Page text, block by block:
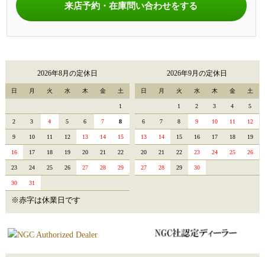
来店予約・在庫問い合わせをする
2026年8月の定休日
日 月 火 水 木 金 土
1
2 3 4 5 6 7 8
9 10 11 12 13 14 15
16 17 18 19 20 21 22
23 24 25 26 27 28 29
30 31
2026年9月の定休日
日 月 火 水 木 金 土
1 2 3 4 5
6 7 8 9 10 11 12
13 14 15 16 17 18 19
20 21 22 23 24 25 26
27 28 29 30
※赤字は休業日です